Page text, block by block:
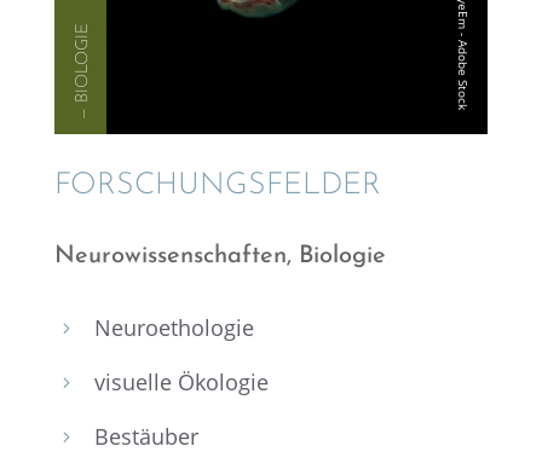
— BIOLO­GIE
FORSCHUNGS­FEL­DER
Neuro­wis­sen­schaf­ten, Biologie
5 Neuro­e­tho­lo­gie
5 visuelle Ökolo­gie
5 Bestäu­ber